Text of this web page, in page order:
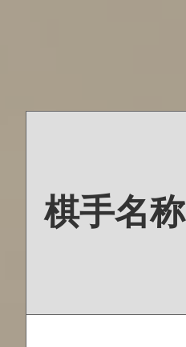
棋手名称